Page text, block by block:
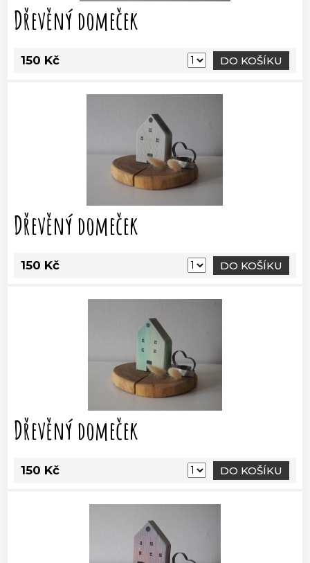
Dřevěný domeček
150 Kč DO KOŠÍKU
Dřevěný domeček
150 Kč DO KOŠÍKU
Dřevěný domeček
150 Kč DO KOŠÍKU